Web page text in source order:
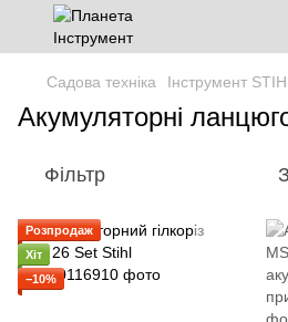
Садова техніка Інструмент
Акумуляторні
Фільтр
Розпродаж
Хіт
−10%